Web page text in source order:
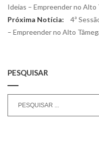
de
artigos
post:
Ideias – Empreender no Alto
Próxima Notícia:
Next
post:
4ª
– Empreender no Alto
PESQUISAR